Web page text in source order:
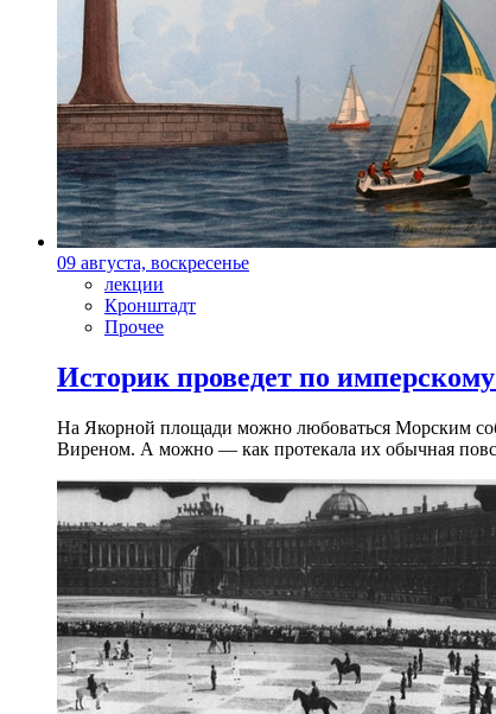
09 августа, воскресенье
лекции
Кронштадт
Прочее
Историк проведет по
На Якорной площади можно любоваться Морским
Виреном. А можно — как протекала их обычная